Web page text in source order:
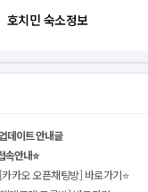
호치민 숙소정보
데이트 안내글
속안내⭐️
카오 오픈채팅방] 바로가기⭐️